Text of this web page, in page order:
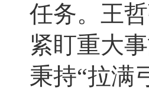
任务。王
紧盯重大
秉持“拉满